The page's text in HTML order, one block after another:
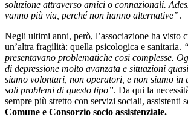
soluzione attraverso amici o connazionali.
vanno più via, perché non hanno alternative”.
Negli ultimi anni, però, l’associazione ha visto
un’altra fragilità: quella psicologica e sanitaria.
presentavano problematiche così complesse.
di depressione molto avanzata e situazioni
siamo volontari, non operatori, e non siamo in
soli problemi di questo tipo”. Da qui la
sempre più stretto con servizi sociali, assistenti
Comune e Consorzio socio assistenziale.